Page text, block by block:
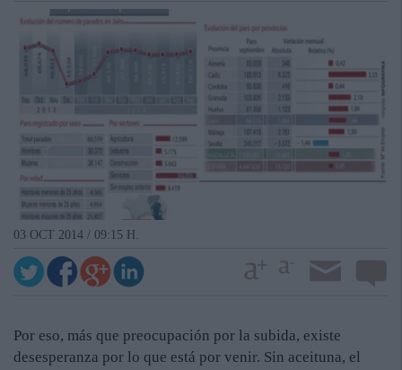
03 OCT 2014 / 09:15 H.
Por eso, más que preocupación por la subida, existe
desesperanza por lo que está por venir. Sin aceituna, el